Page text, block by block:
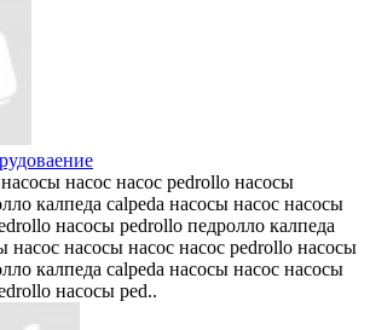
насос насос pedrollo насосы
калпеда calpeda насосы насос насосы
насосы pedrollo педролло калпеда
насос насосы насос насос pedrollo насосы
калпеда calpeda насосы насос насосы
насосы ped..